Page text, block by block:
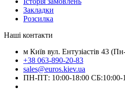
Закладки
Розсилка
Наші контакти
м Київ вул. Ентузіастів 43
+38 063-890-20-83
sales@euros.kiev.ua
ПН-ПТ: 10:00-18:00 СБ:10:00-